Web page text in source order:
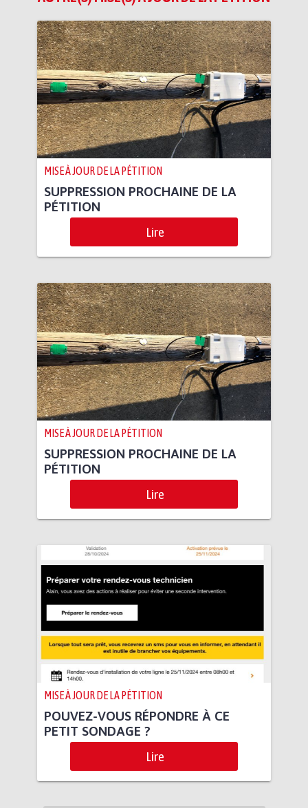
MISE À JOUR DE LA PÉTITION
SUPPRESSION PROCHAINE DE LA
PÉTITION
Lire
MISE À JOUR DE LA PÉTITION
SUPPRESSION PROCHAINE DE LA
PÉTITION
Lire
MISE À JOUR DE LA PÉTITION
POUVEZ-VOUS RÉPONDRE À CE
PETIT SONDAGE ?
Lire